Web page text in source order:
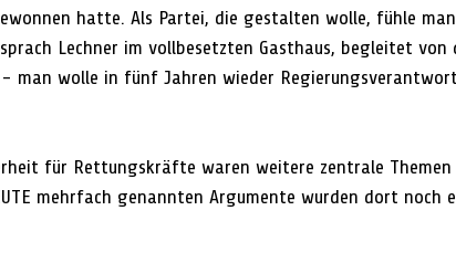
hatte. Als Partei, die gestalten wolle, fühle
Lechner im vollbesetzten Gasthaus, begleitet von
- man wolle in fünf Jahren wieder
für Rettungskräfte waren weitere zentrale Themen
mehrfach genannten Argumente wurden dort noch